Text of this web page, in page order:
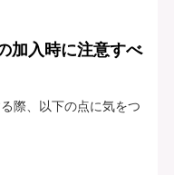
加入時に注意すべ
際、以下の点に気をつ